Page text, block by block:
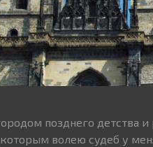
позднего детства
волею судеб у